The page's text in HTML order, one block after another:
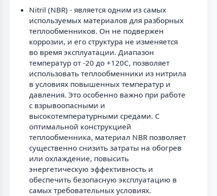
Nitril (NBR) - является одним из самых
используемых материалов для разборных
теплообменников. Он не подвержен
коррозии, и его структура не изменяется
во время эксплуатации. Диапазон
температур от -20 до +120C, позволяет
использовать теплообменники из нитрила
в условиях повышенных температур и
давления. Это особенно важно при работе
с взрывоопасными и
высокотемпературными средами. C
оптимальной конструкцией
теплообменника, материал NBR позволяет
существенно снизить затраты на обогрев
или охлаждение, повысить
энергетическую эффективность и
обеспечить безопасную эксплуатацию в
самых требовательных условиях.